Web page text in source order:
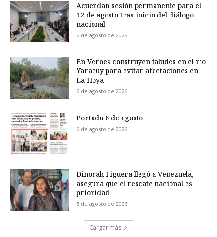
Acuerdan sesión permanente para el
12 de agosto tras inicio del diálogo
nacional
6 de agosto de 2026
En Veroes construyen taludes en el río
Yaracuy para evitar afectaciones en
La Hoya
6 de agosto de 2026
Portada 6 de agosto
6 de agosto de 2026
Dinorah Figuera llegó a Venezuela,
asegura que el rescate nacional es
prioridad
5 de agosto de 2026
Cargar más